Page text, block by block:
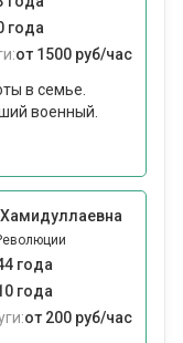
года
от 1500 руб/час
в семье.
военный.
года
года
от 200 руб/час